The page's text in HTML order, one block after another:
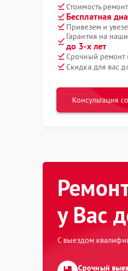
Стоимость
Бесплатная
Привезем и
Гарантия на
до 3-х лет
Срочный ремонт
Скидка для вас
Консультация
у Вас
С выездом
Срочный